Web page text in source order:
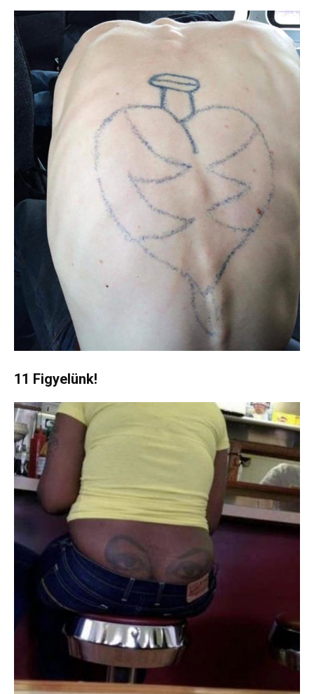
11 Figyelünk!